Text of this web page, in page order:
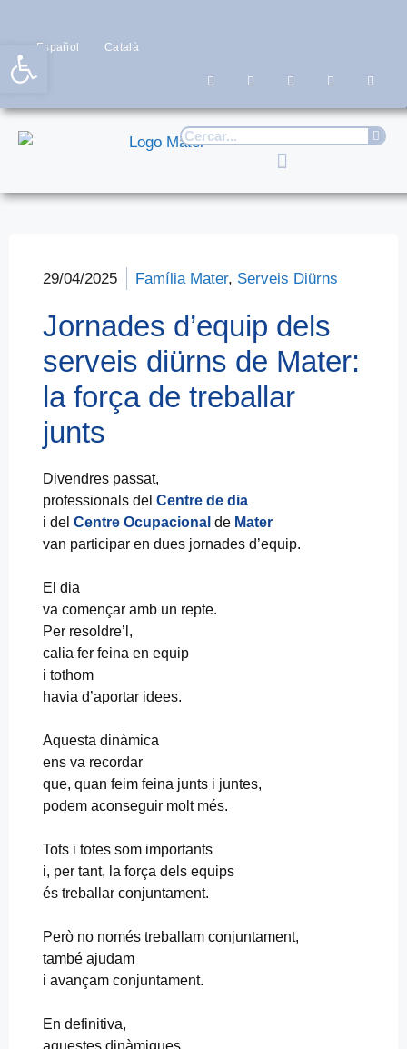
Español Català
29/04/2025 Família Mater, Serveis Diürns
Jornades d’equip dels
serveis diürns de Mater:
la força de treballar
junts
Divendres passat,
professionals del Centre de dia
i del Centre Ocupacional de Mater
van participar en dues jornades d’equip.
El dia
va començar amb un repte.
Per resoldre’l,
calia fer feina en equip
i tothom
havia d’aportar idees.
Aquesta dinàmica
ens va recordar
que, quan feim feina junts i juntes,
podem aconseguir molt més.
Tots i totes som importants
i, per tant, la força dels equips
és treballar conjuntament.
Però no només treballam conjuntament,
també ajudam
i avançam conjuntament.
En definitiva,
aquestes dinàmiques
Obre la barra d'eines